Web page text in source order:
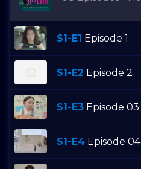
S1-E1 Episode 1
S1-E2 Episode 2
S1-E3 Episode 03
S1-E4 Episode 04